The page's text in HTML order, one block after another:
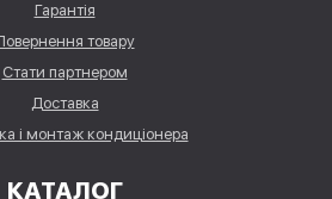
Гарантія
товару
Стати партнером
Доставка
і монтаж кондиціонера
КАТАЛОГ